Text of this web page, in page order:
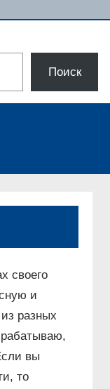
Поиск
своего
и
разных
вы
то